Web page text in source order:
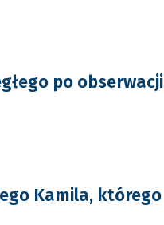
po obserwacji
Kamila, którego